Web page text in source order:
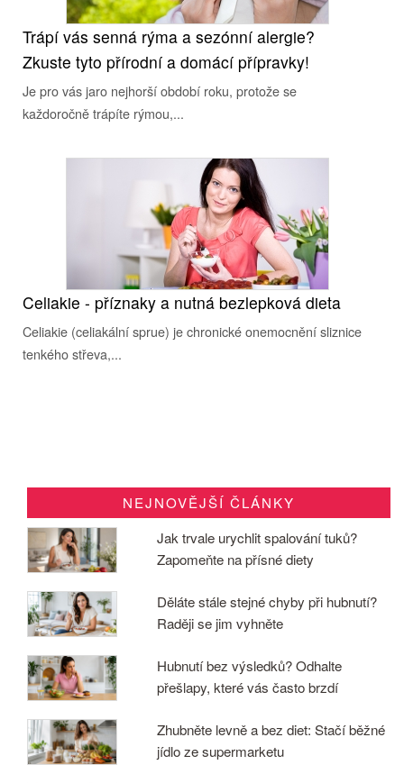
Trápí vás senná rýma a sezónní alergie?
Zkuste tyto přírodní a domácí přípravky!
Je pro vás jaro nejhorší období roku, protože se
každoročně trápíte rýmou,...
Celiakie - příznaky a nutná bezlepková dieta
Celiakie (celiakální sprue) je chronické onemocnění sliznice
tenkého střeva,...
NEJNOVĚJŠÍ ČLÁNKY
Jak trvale urychlit spalování tuků?
Zapomeňte na přísné diety
Děláte stále stejné chyby při hubnutí?
Raději se jim vyhněte
Hubnutí bez výsledků? Odhalte
přešlapy, které vás často brzdí
Zhubněte levně a bez diet: Stačí běžné
jídlo ze supermarketu